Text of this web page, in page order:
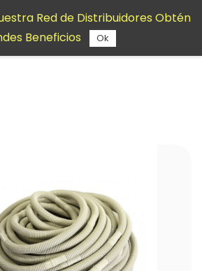
Red de Distribuidores Obtén
Beneficios
Ok